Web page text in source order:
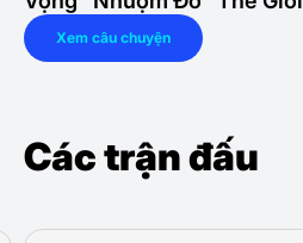
Xem câu chuyện
Các trận đấu